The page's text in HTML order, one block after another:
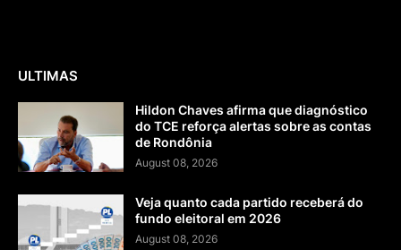
ULTIMAS
Hildon Chaves afirma que diagnóstico
do TCE reforça alertas sobre as contas
de Rondônia
August 08, 2026
Veja quanto cada partido receberá do
fundo eleitoral em 2026
August 08, 2026